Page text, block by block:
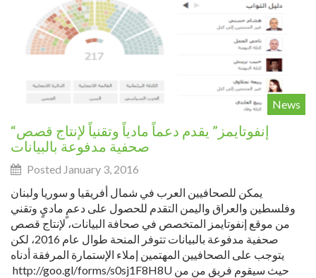
News
“إنفوتايمز” يقدم دعماً مادياً وتقنياً لإنتاج قصص
صحفية مدفوعة بالبيانات
Posted January 3, 2016
يمكن للصحافيين العرب في شمال أفريقيا و سوريا ولبنان
وفلسطين والعراق واليمن التقدم للحصول على دعمٍ ماديٍ وتقني
من موقع إنفوتايمز المتخصص في صحافة البيانات، لإنتاج قصص
صحفية مدفوعة بالبيانات تتوفر المنحة طوال عام 2016، لكن
يتوجب على الصحافيين المهتمين إملاء الإستمارة المرفقة أدناه
http://goo.gl/forms/s0sj1F8H8U حيث سيقوم فريق من من